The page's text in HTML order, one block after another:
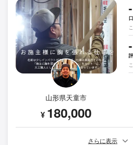
山形県天童市
¥ 180,000
-
-
さらに表示